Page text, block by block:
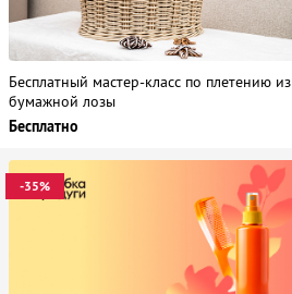
Бесплатный мастер-класс по плетению из
бумажной лозы
Бесплатно
-35%